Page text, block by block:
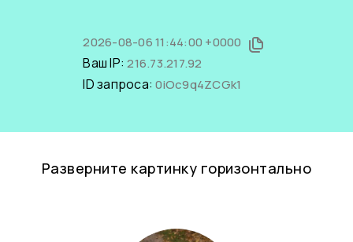
2026-08-06 11:44:00 +0000
Ваш IP:216.73.217.92
ID запроса:0iOc9q4ZCGk1
Разверните картинку горизонтально